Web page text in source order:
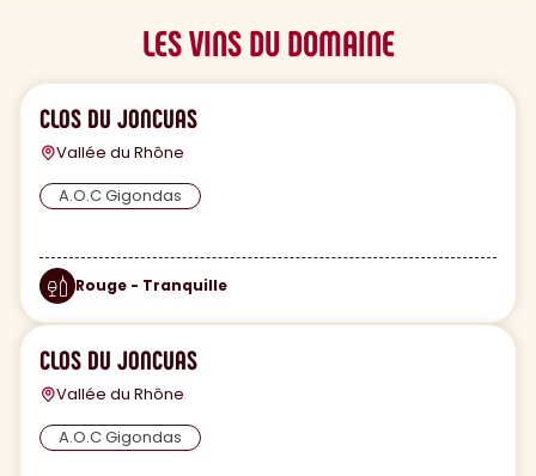
LES VINS DU DOMAINE
CLOS DU JONCUAS
Vallée du Rhône
A.O.C Gigondas
Rouge - Tranquille
CLOS DU JONCUAS
Vallée du Rhône
A.O.C Gigondas